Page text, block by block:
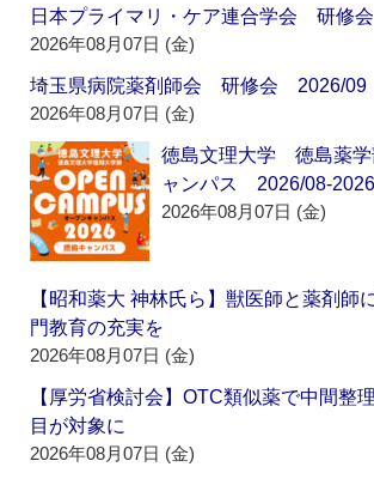
日本プライマリ・ケア連合学会 研修
2026年08月07日 (金)
埼玉県病院薬剤師会 研修会 2026/09
2026年08月07日 (金)
徳島文理大学 徳島薬
ャンパス 2026/08-
2026年08月07日 (金)
【昭和薬大 神林氏ら】獣医師と薬剤師
門教育の充実を
2026年08月07日 (金)
【厚労省検討会】OTC類似薬で中間整
目が対象に
2026年08月07日 (金)